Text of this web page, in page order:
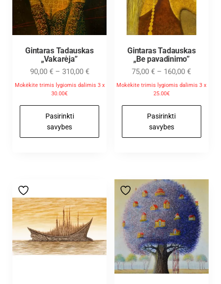
Gintaras Tadauskas
„Vakarėja”
90,00 € – 310,00 €
Mokėkite trimis lygiomis dalimis 3 x
30.00€
Pasirinkti
savybes
Gintaras Tadauskas
„Be pavadinimo”
75,00€ – 160,00€
Mokėkite trimis lygiomis dalimis 3 x
25.00€
Pasirinkti
savybes